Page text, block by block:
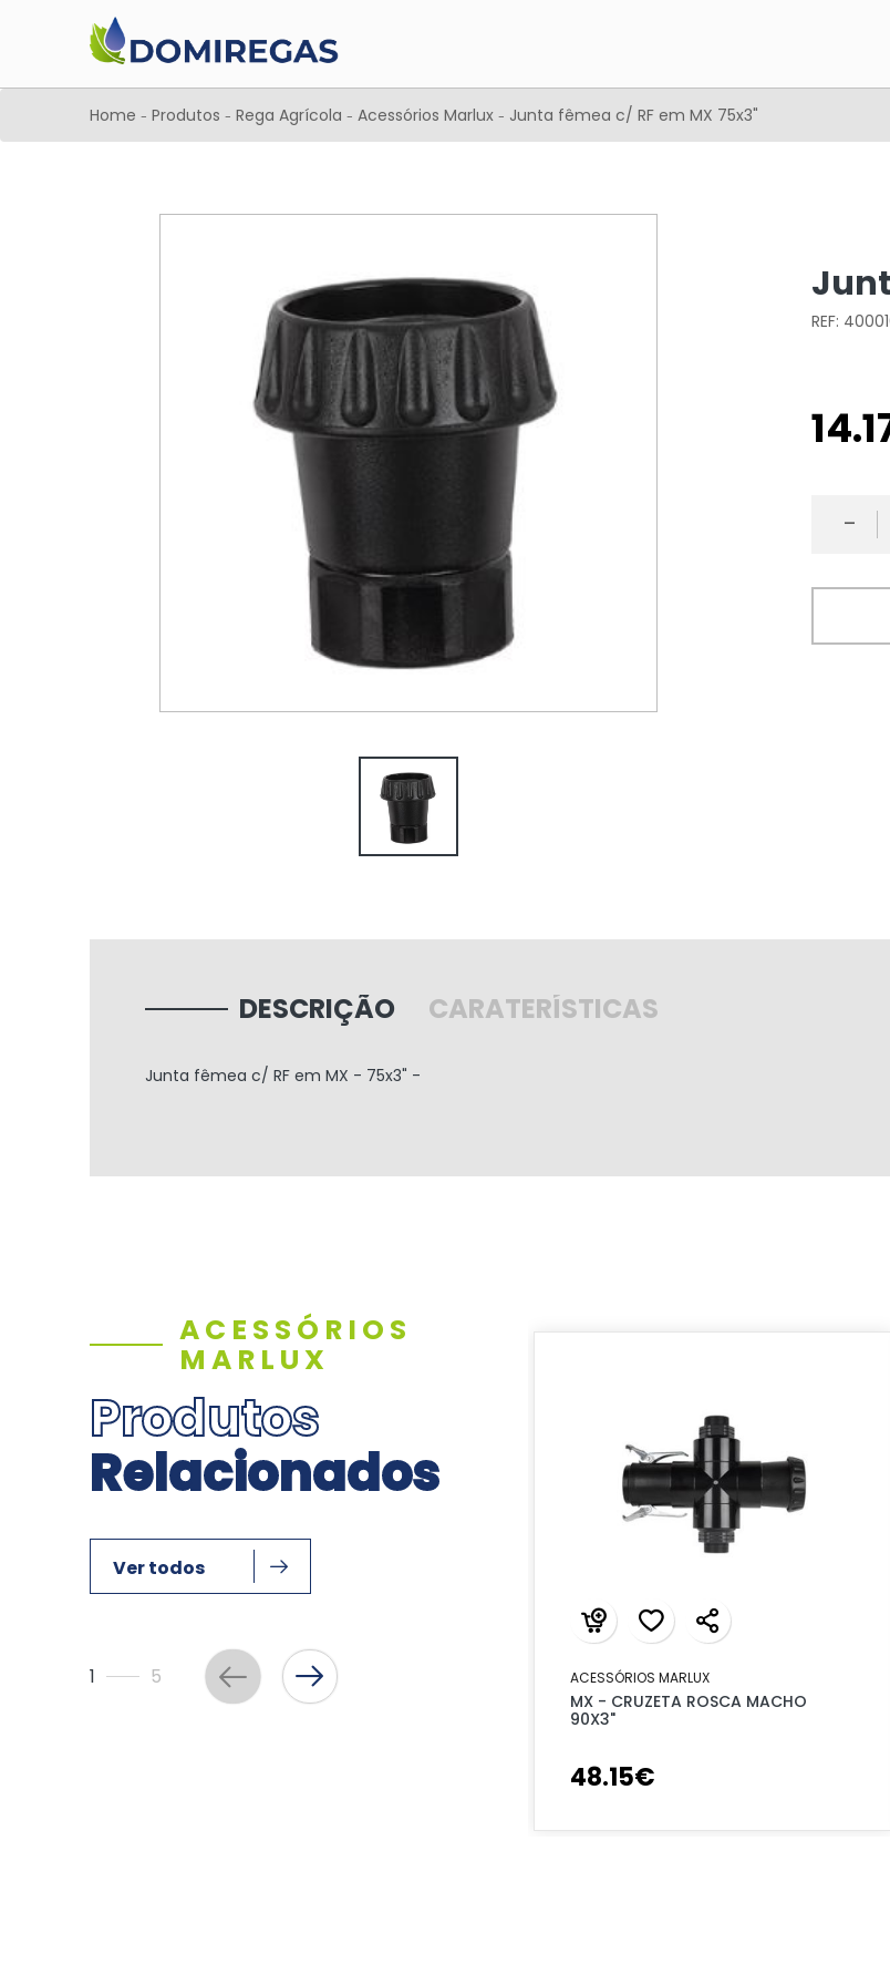
Home - Produtos - Rega Agrícola - Acessórios Marlux - Junta fêmea c/ RF em MX 75x3"
REF:
14.
-
DESCRIÇÃO CARATERÍSTICAS
Junta fêmea c/ RF em MX - 75x3" -
ACESSÓRIOS
MARLUX
Produtos
Relacionados
Ver todos
1 5 ACESSÓRIOS MARLUX
MX - CRUZETA ROSCA MACHO
90X3"
48.15€